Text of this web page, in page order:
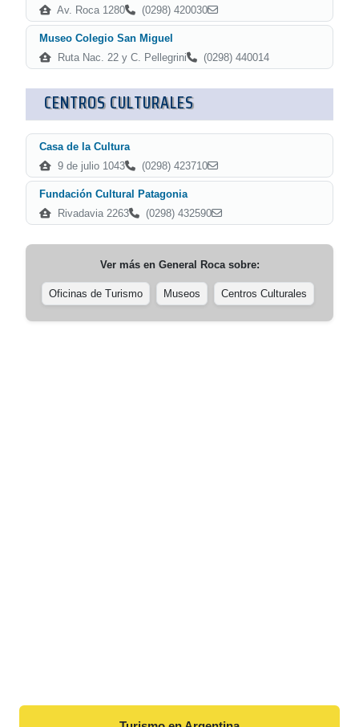
Av. Roca 1280
(0298) 420030
Museo Colegio San Miguel
Ruta Nac. 22 y C. Pellegrini
(0298) 440014
CENTROS CULTURALES
Casa de la Cultura
9 de julio 1043
(0298) 423710
Fundación Cultural Patagonia
Rivadavia 2263
(0298) 432590
Ver más en General Rocasobre:
Oficinas de Turismo Museos Centros Culturales